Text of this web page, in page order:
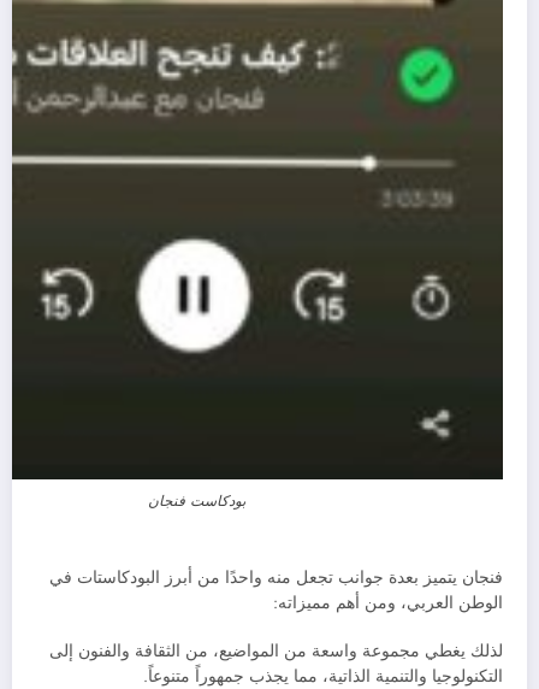
بودكاست فنجان
فنجان يتميز بعدة جوانب تجعل منه واحدًا من أبرز البودكاستات في
الوطن العربي، ومن أهم مميزاته:
لذلك يغطي مجموعة واسعة من المواضيع، من الثقافة والفنون إلى
التكنولوجيا والتنمية الذاتية، مما يجذب جمهوراً متنوعاً.